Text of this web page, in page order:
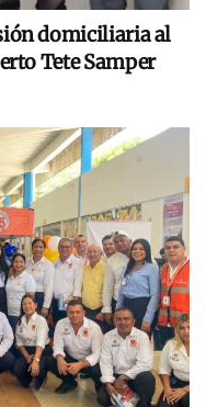
domiciliaria al
Tete Samper